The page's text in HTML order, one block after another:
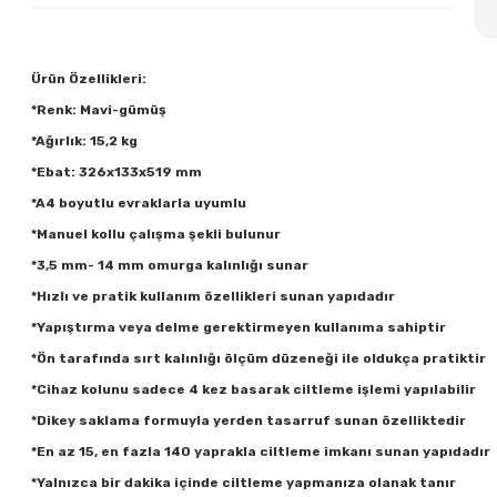
Ürün Özellikleri:
*Renk: Mavi-gümüş
*Ağırlık: 15,2 kg
*Ebat: 326x133x519 mm
*A4 boyutlu evraklarla uyumlu
*Manuel kollu çalışma şekli bulunur
*3,5 mm- 14 mm omurga kalınlığı sunar
*Hızlı ve pratik kullanım özellikleri sunan yapıdadır
*Yapıştırma veya delme gerektirmeyen kullanıma sahiptir
*Ön tarafında sırt kalınlığı ölçüm düzeneği ile oldukça pratiktir
*Cihaz kolunu sadece 4 kez basarak ciltleme işlemi yapılabilir
*Dikey saklama formuyla yerden tasarruf sunan özelliktedir
*En az 15, en fazla 140 yaprakla ciltleme imkanı sunan yapıdadır
*Yalnızca bir dakika içinde ciltleme yapmanıza olanak tanır